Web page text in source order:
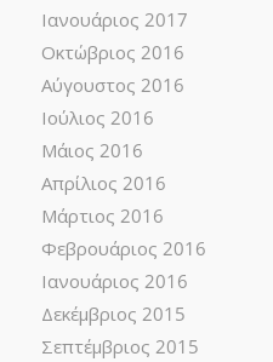
Ιανουάριος 2017
Οκτώβριος 2016
Αύγουστος 2016
Ιούλιος 2016
Μάιος 2016
Απρίλιος 2016
Μάρτιος 2016
Φεβρουάριος 2016
Ιανουάριος 2016
Δεκέμβριος 2015
Σεπτέμβριος 2015